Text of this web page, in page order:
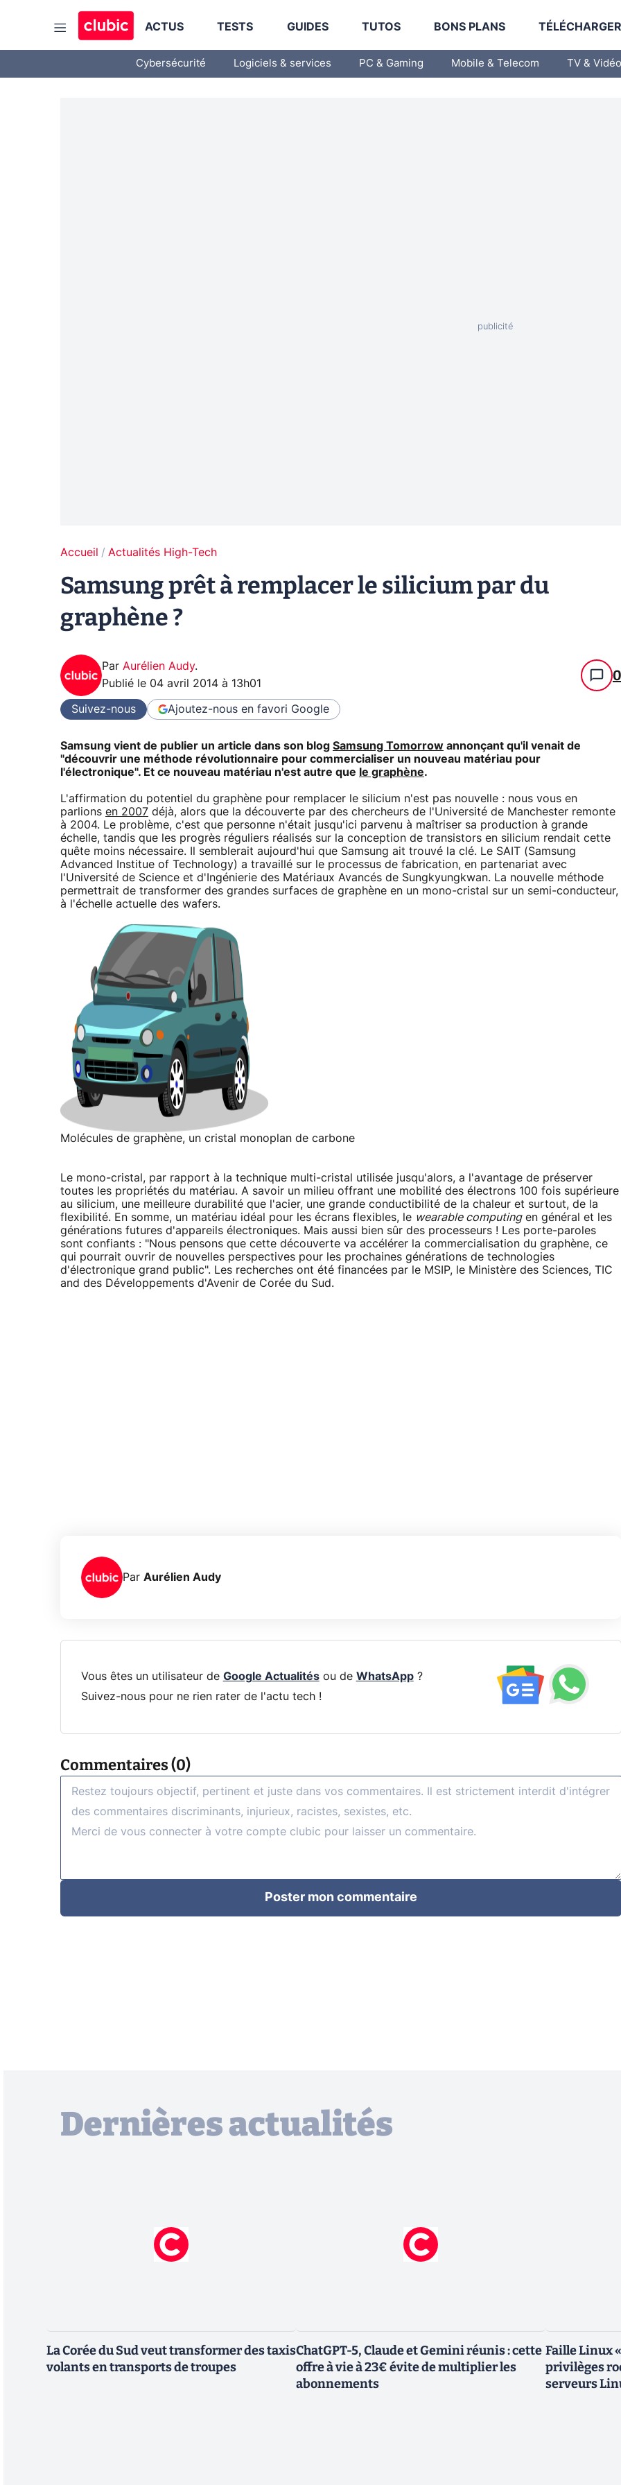
ACTUS TESTS GUIDES TUTOS BONS PLANS
Cybersécurité Logiciels & services PC & Gaming Mobile & Telecom TV & Vidéo
Accueil Actualités High-Tech
Samsung prêt à remplacer le silicium par du
graphène ?
Par Aurélien Audy.
Publié le 04 avril 2014 à 13h01 0
Suivez-nous Ajoutez-nous en favori Google
Samsung vient de publier un article dans son blog Samsung Tomorrow annonçant qu'il venait de
"découvrir une méthode révolutionnaire pour commercialiser un nouveau matériau pour
l'électronique". Et ce nouveau matériau n'est autre que le graphène.
L'affirmation du potentiel du graphène pour remplacer le silicium n'est pas nouvelle : nous vous en
parlions en 2007 déjà, alors que la découverte par des chercheurs de l'Université de Manchester remonte
à 2004. Le problème, c'est que personne n'était jusqu'ici parvenu à maîtriser sa production à grande
échelle, tandis que les progrès réguliers réalisés sur la conception de transistors en silicium rendait cette
quête moins nécessaire. Il semblerait aujourd'hui que Samsung ait trouvé la clé. Le SAIT (Samsung
Advanced Institue of Technology) a travaillé sur le processus de fabrication, en partenariat avec
l'Université de Science et d'Ingénierie des Matériaux Avancés de Sungkyungkwan. La nouvelle méthode
permettrait de transformer des grandes surfaces de graphène en un mono-cristal sur un semi-conducteur,
à l'échelle actuelle des wafers.
Molécules de graphène, un cristal monoplan de carbone
Le mono-cristal, par rapport à la technique multi-cristal utilisée jusqu'alors, a l'avantage de préserver
toutes les propriétés du matériau. A savoir un milieu offrant une mobilité des électrons 100 fois supérieure
au silicium, une meilleure durabilité que l'acier, une grande conductibilité de la chaleur et surtout, de la
flexibilité. En somme, un matériau idéal pour les écrans flexibles, le wearable computingen général et les
générations futures d'appareils électroniques. Mais aussi bien sûr des processeurs ! Les porte-paroles
sont confiants : "Nous pensons que cette découverte va accélérer la commercialisation du graphène, ce
qui pourrait ouvrir de nouvelles perspectives pour les prochaines générations de technologies
d'électronique grand public". Les recherches ont été financées par le MSIP, le Ministère des Sciences, TIC
and des Développements d'Avenir de Corée du Sud.
Par Aurélien Audy
Vous êtes un utilisateur de Google Actualitésou de WhatsApp?
Suivez-nous pour ne rien rater de l'actu tech !
Commentaires (0)
Poster mon commentaire
Dernières actualités
La Corée du Sud veut transformer des taxis
volants en transports de troupes
ChatGPT-5, Claude et Gemini réunis : cette
offre à vie à 23€ évite de multiplier les
abonnements
Faille Linux
privilèges
serveurs